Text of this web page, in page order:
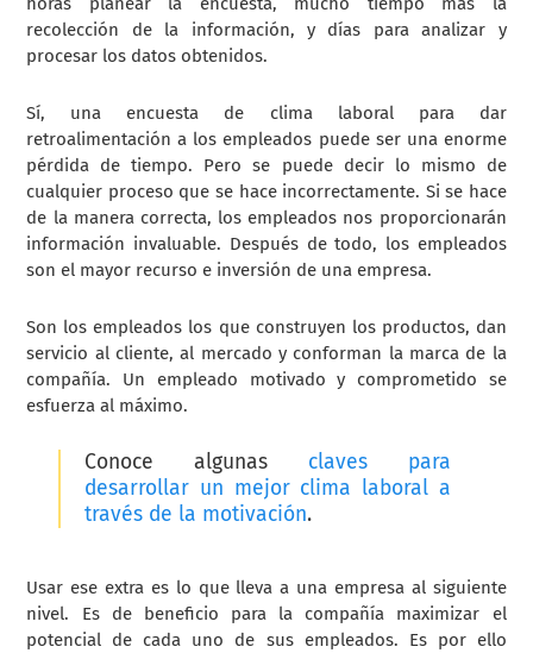
recolección de la información, y días para analizar y
procesar los datos obtenidos.
Sí, una encuesta de clima laboral para dar
retroalimentación a los empleados puede ser una enorme
pérdida de tiempo. Pero se puede decir lo mismo de
cualquier proceso que se hace incorrectamente. Si se hace
de la manera correcta, los empleados nos proporcionarán
información invaluable. Después de todo, los empleados
son el mayor recurso e inversión de una empresa.
Son los empleados los que construyen los productos, dan
servicio al cliente, al mercado y conforman la marca de la
compañía. Un empleado motivado y comprometido se
esfuerza al máximo.
Conoce algunas claves para
desarrollar un mejor clima laboral a
través de la motivación.
Usar ese extra es lo que lleva a una empresa al siguiente
nivel. Es de beneficio para la compañía maximizar el
potencial de cada uno de sus empleados. Es por ello